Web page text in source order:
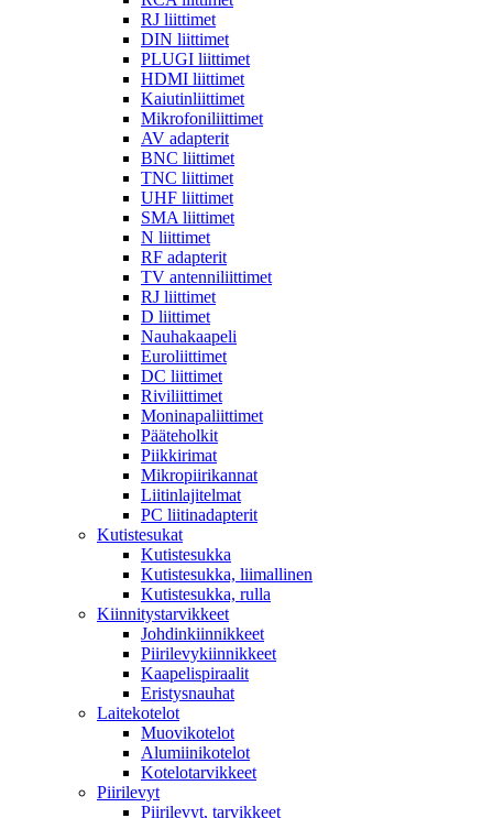
RJ liittimet
DIN liittimet
PLUGI liittimet
HDMI liittimet
Kaiutinliittimet
Mikrofoniliittimet
AV adapterit
BNC liittimet
TNC liittimet
UHF liittimet
SMA liittimet
N liittimet
RF adapterit
TV antenniliittimet
RJ liittimet
D liittimet
Nauhakaapeli
Euroliittimet
DC liittimet
Riviliittimet
Moninapaliittimet
Pääteholkit
Piikkirimat
Mikropiirikannat
Liitinlajitelmat
PC liitinadapterit
Kutistesukat
Kutistesukka
Kutistesukka, liimallinen
Kutistesukka, rulla
Kiinnitystarvikkeet
Johdinkiinnikkeet
Piirilevykiinnikkeet
Kaapelispiraalit
Eristysnauhat
Laitekotelot
Muovikotelot
Alumiinikotelot
Kotelotarvikkeet
Piirilevyt
Piirilevyt, tarvikkeet